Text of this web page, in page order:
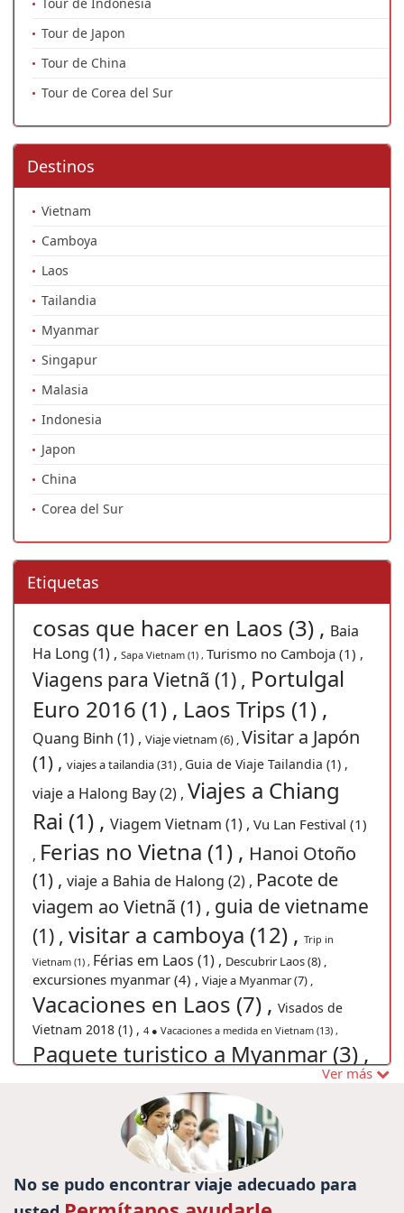
Tour de Japon
Tour de China
Tour de Corea del Sur
Destinos
Vietnam
Camboya
Laos
Tailandia
Myanmar
Singapur
Malasia
Indonesia
Japon
China
Corea del Sur
Etiquetas
cosas que hacer en Laos (3) , Baia
Ha Long (1) , Sapa Vietnam (1) , Turismo no Camboja (1) ,
Viagens para Vietnã (1) , Portulgal
Euro 2016 (1) , Laos Trips (1) ,
Quang Binh (1) , Viaje vietnam (6) ,Visitar a Japón
(1) , viajes a tailandia (31) , Guia de Viaje Tailandia (1) ,
viaje a Halong Bay (2) , Viajes a Chiang
Rai (1) , Viagem Vietnam (1) , Vu Lan Festival (1)
, Ferias no Vietna (1) , Hanoi Otoño
(1) , viaje a Bahia de Halong (2) , Pacote de
viagem ao Vietnã (1) , guia de vietname
(1) , visitar a camboya (12) , Trip in
Vietnam (1) , Férias em Laos (1) , Descubrir Laos (8) ,
excursiones myanmar (4) , Viaje a Myanmar (7) ,
Vacaciones en Laos (7) , Visados de
Vietnam 2018 (1) , 4 ● Vacaciones a medida en Vietnam (13) ,
Paquete turistico a Myanmar (3) ,
vacaciones camboya y vietnam
Vietnã Grande Prêmio 2020 (1) ,vietnam turismo (2) ,
Viajes privado a Camboya (1) ,
vietnam (1) ,Guia de Mianmar (1) , viaje lao (1) ,
Venezuela (1) ,guia Camboja (1) ,Viagem
ao Vietnã com crianças (1) ,Viagem em família no
Ver más
No se pudo encontrar viaje adecuado para